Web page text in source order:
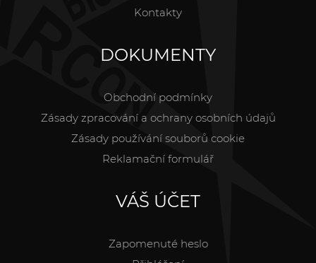
Kontakty
DOKUMENTY
Obchodní podmínky
Zásady zpracování a ochrany osobních údajů
Zásady používání souborů cookie
Reklamační formulář
VÁŠ ÚČET
Zapomenuté heslo